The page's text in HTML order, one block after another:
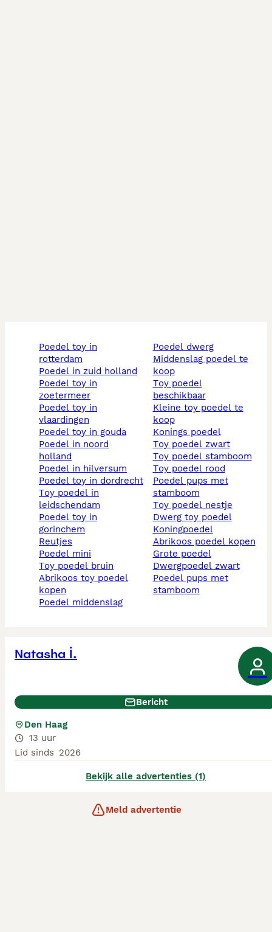
poedel toy in
rotterdam
poedel in zuid holland
poedel toy in
zoetermeer
poedel toy in
vlaardingen
poedel toy in gouda
poedel in noord
holland
poedel in hilversum
poedel toy in dordrecht
toy poedel in
leidschendam
poedel toy in
gorinchem
reutjes
poedel mini
toy poedel bruin
abrikoos toy poedel
kopen
poedel middenslag
poedel dwerg
middenslag poedel te
koop
toy poedel
beschikbaar
kleine toy poedel te
koop
konings poedel
toy poedel zwart
toy poedel stamboom
toy poedel rood
poedel pups met
stamboom
toy poedel nestje
dwerg toy poedel
koningpoedel
abrikoos poedel kopen
grote poedel
dwergpoedel zwart
poedel pups met
stamboom
Natasha İ.
Bericht
Den Haag
13 uur
Lid sinds 2026
Bekijk alle advertenties (1)
Meld advertentie